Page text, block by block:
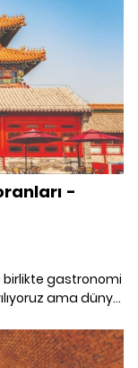
-
birlikte gastronomi
ama dünya
dünyanın